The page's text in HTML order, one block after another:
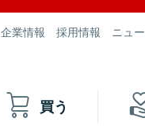
企業情報 採用情報 ニュ
買う